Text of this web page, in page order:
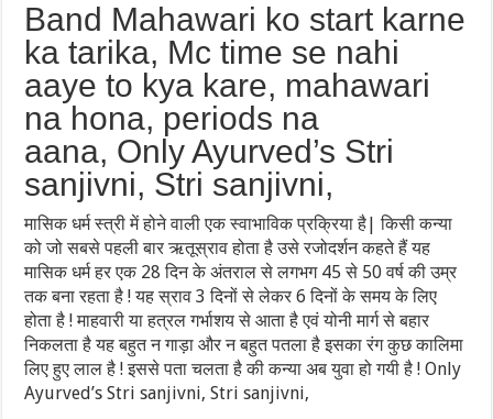
Band Mahawari ko start karne
ka tarika, Mc time se nahi
aaye to kya kare, mahawari
na hona, periods na
aana, Only Ayurved’s Stri
sanjivni, Stri sanjivni,
मासिक धर्म स्त्री में होने वाली एक स्वाभाविक प्रक्रिया है| किसी कन्या
को जो सबसे पहली बार ऋतूस्राव होता है उसे रजोदर्शन कहते हैं यह
मासिक धर्म हर एक 28 दिन के अंतराल से लगभग 45 से 50 वर्ष की उम्र
तक बना रहता है ! यह स्राव 3 दिनों से लेकर 6 दिनों के समय के लिए
होता है ! माहवारी या हत्रल गर्भाशय से आता है एवं योनी मार्ग से बहार
निकलता है यह बहुत न गाड़ा और न बहुत पतला है इसका रंग कुछ कालिमा
लिए हुए लाल है ! इससे पता चलता है की कन्या अब युवा हो गयी है ! Only
Ayurved’s Stri sanjivni, Stri sanjivni,